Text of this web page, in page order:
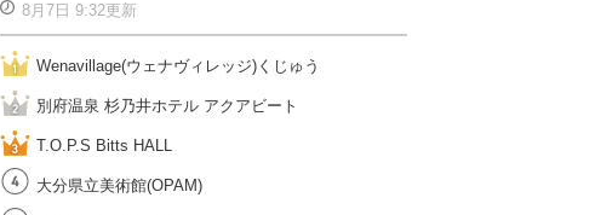
8月7日 9:32更新
Wenavillage(ウェナヴィレッジ)くじゅう
別府温泉 杉乃井ホテル アクアビート
T.O.P.S Bitts HALL
大分県立美術館(OPAM)